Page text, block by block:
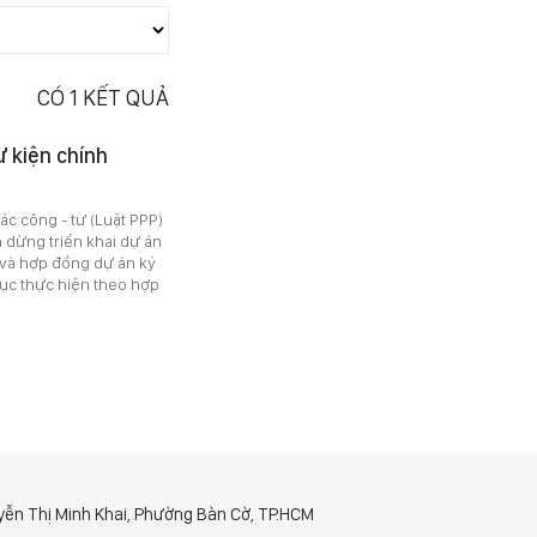
CÓ 1 KẾT QUẢ
kiện chính
công - tư (Luật PPP)
dừng triển khai dự án
hợp đồng dự án ký
thực hiện theo hợp
Thị Minh Khai, Phường Bàn Cờ, TP.HCM